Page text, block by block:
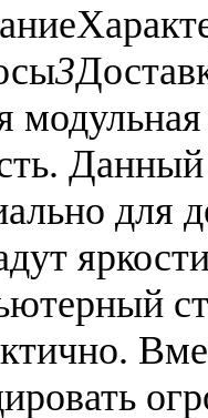
3
Данный